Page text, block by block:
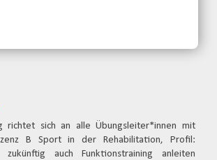
richtet sich an alle Übungsleiter*innen mit
B Sport in der Rehabilitation, Profil:
auch Funktionstraining anleiten